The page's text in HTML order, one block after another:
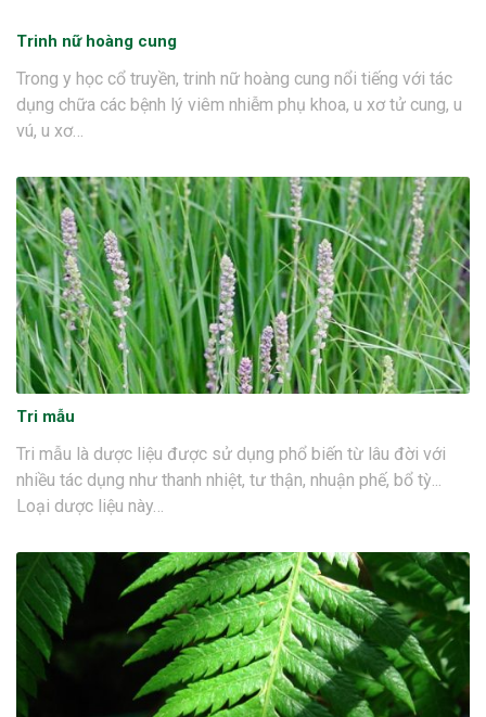
Trinh nữ hoàng cung
Trong y học cổ truyền, trinh nữ hoàng cung nổi tiếng với tác
dụng chữa các bệnh lý viêm nhiễm phụ khoa, u xơ tử cung, u
vú, u xơ…
Tri mẫu
Tri mẫu là dược liệu được sử dụng phổ biến từ lâu đời với
nhiều tác dụng như thanh nhiệt, tư thận, nhuận phế, bổ tỳ...
Loại dược liệu này…